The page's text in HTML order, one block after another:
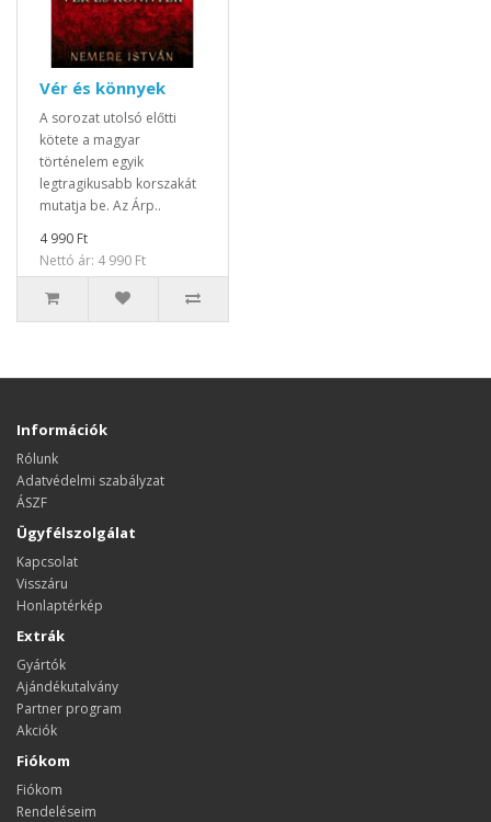
Vér és könnyek
A sorozat utolsó előtti
kötete a magyar
történelem egyik
legtragikusabb korszakát
mutatja be. Az Árp..
4 990 Ft
Nettó ár: 4 990 Ft
Információk
Rólunk
Adatvédelmi szabályzat
ÁSZF
Ügyfélszolgálat
Kapcsolat
Visszáru
Honlaptérkép
Extrák
Gyártók
Ajándékutalvány
Partner program
Akciók
Fiókom
Fiókom
Rendeléseim